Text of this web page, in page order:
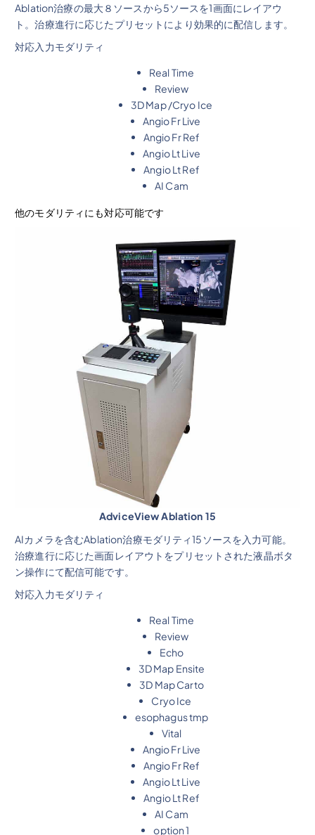
Ablation治療の最大８ソースから5ソースを1画面にレイアウ
ト。治療進行に応じたプリセットにより効果的に配信します。
対応入力モダリティ
Real Time
Review
3D Map /Cryo Ice
Angio Fr Live
Angio Fr Ref
Angio Lt Live
Angio Lt Ref
AI Cam
他のモダリティにも対応可能です
AdviceView Ablation 15
AIカメラを含むAblation治療モダリティ15ソースを入力可能。
治療進行に応じた画面レイアウトをプリセットされた液晶ボタ
ン操作にて配信可能です。
対応入力モダリティ
Real Time
Review
Echo
3D Map Ensite
3D Map Carto
Cryo Ice
esophagus tmp
Vital
Angio Fr Live
Angio Fr Ref
Angio Lt Live
Angio Lt Ref
AI Cam
option 1